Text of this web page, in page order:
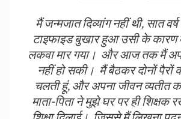
मैं जन्मजात दिव्यांग नहीं थी, सात
टाइफाइड बुखार हुआ उसी के कारण
लकवा मार गया। और आज तक मैं
नहीं हो सकी। मैं बैठकर दोनों पैरों
चलती हूं, और अपना जीवन व्यतीत
माता-पिता ने मुझे घर पर ही शिक्षक